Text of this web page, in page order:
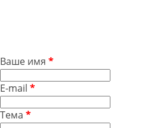
Ваше имя *
E-mail *
Тема *